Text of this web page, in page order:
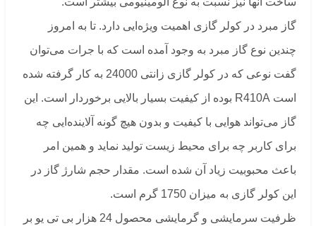
گاز مبرد در کولر گازی اهمیت ویژه‌ایی دارد. تا به امروز
چندین نوع گاز مبرد به وجود آمده است که با جرات می‌توان
گفت نوعی که در کولر گازی زانتی 24000 به کار گرفته شده
است R410A بوده از کیفیت بسیار بالایی برخوردار است. این
گاز می‌تواند هوایی با کیفیت و بدون هیچ گونه آلاینده‌ایی چه
برای کاربر چه برای محیط زیست تولید نماید و همین امر
باعث محبوبیت زیاد آن شده است. مقدار حجم شارژ گاز در
این کولر گازی به میزان 1750 گرم است.
ظرفیت سرمایشی و گرمایشی محصول 24 هزار بی تی یو بر